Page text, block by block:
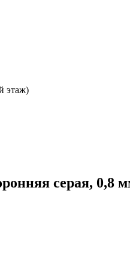
этаж)
серая, 0,8